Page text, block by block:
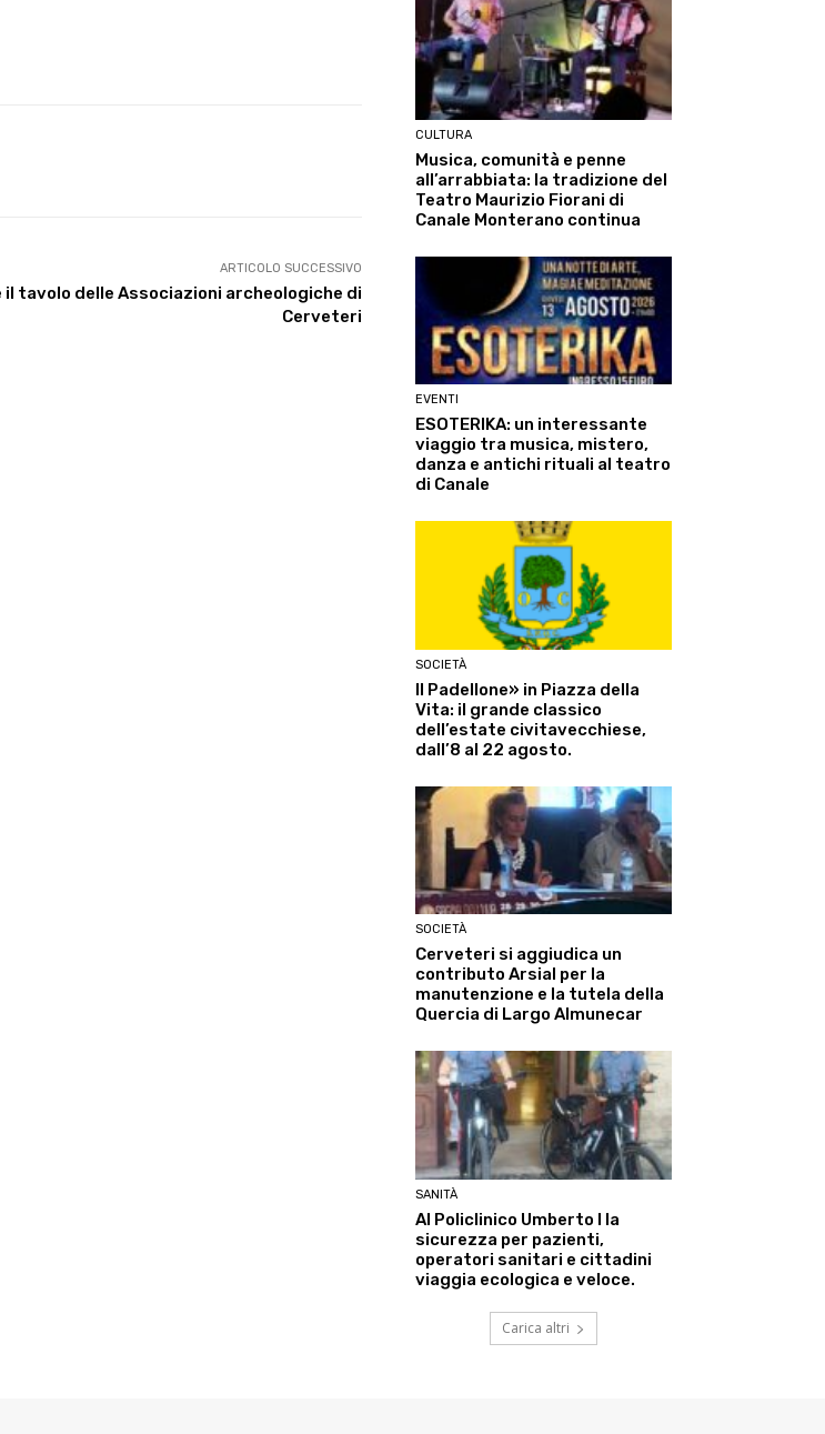
Linkedin ReddIt
ARTICOLO SUCCESSIVO
il tavolo delle Associazioni archeologiche di
Cerveteri
CULTURA
Musica, comunità e penne
all’arrabbiata: la tradizione del
Teatro Maurizio Fiorani di
Canale Monterano continua
EVENTI
ESOTERIKA: un interessante
viaggio tra musica, mistero,
danza e antichi rituali al teatro
di Canale
SOCIETÀ
Il Padellone» in Piazza della
Vita: il grande classico
dell’estate civitavecchiese,
dall’8 al 22 agosto.
SOCIETÀ
Cerveteri si aggiudica un
contributo Arsial per la
manutenzione e la tutela della
Quercia di Largo Almunecar
SANITÀ
Al Policlinico Umberto I la
sicurezza per pazienti,
operatori sanitari e cittadini
viaggia ecologica e veloce.
Carica altri